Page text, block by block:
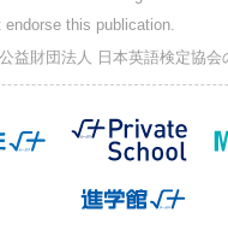
this publication.
益財団法人 日本英語検定協会